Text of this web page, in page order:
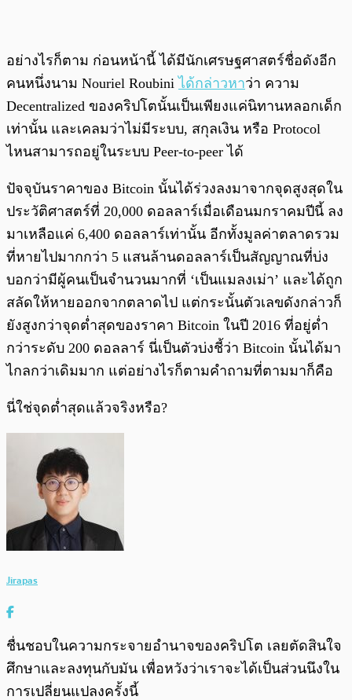
อย่างไรก็ตาม ก่อนหน้านี้ ได้มีนักเศรษฐศาสตร์ชื่อดังอีก
คนหนึ่งนาม Nouriel Roubini ได้กล่าวหาว่า ความ
Decentralized ของคริปโตนั้นเป็นเพียงแค่นิทานหลอกเด็ก
เท่านั้น และเคลมว่าไม่มีระบบ, สกุลเงิน หรือ Protocol
ไหนสามารถอยู่ในระบบ Peer-to-peer ได้
ปัจจุบันราคาของ Bitcoin นั้นได้ร่วงลงมาจากจุดสูงสุดใน
ประวัติศาสตร์ที่ 20,000 ดอลลาร์เมื่อเดือนมกราคมปีนี้ ลง
มาเหลือแค่ 6,400 ดอลลาร์เท่านั้น อีกทั้งมูลค่าตลาดรวม
ที่หายไปมากกว่า 5 แสนล้านดอลลาร์เป็นสัญญาณที่บ่ง
บอกว่ามีผู้คนเป็นจำนวนมากที่ ‘เป็นแมลงเม่า’ และได้ถูก
สลัดให้หายออกจากตลาดไป แต่กระนั้นตัวเลขดังกล่าวก็
ยังสูงกว่าจุดต่ำสุดของราคา Bitcoin ในปี 2016 ที่อยู่ต่ำ
กว่าระดับ 200 ดอลลาร์ นี่เป็นตัวบ่งชี้ว่า Bitcoin นั้นได้มา
ไกลกว่าเดิมมาก แต่อย่างไรก็ตามคำถามที่ตามมาก็คือ
นี่ใช่จุดต่ำสุดแล้วจริงหรือ?
Jirapas
ชื่นชอบในความกระจายอำนาจของคริปโต เลยตัดสินใจ
ศึกษาและลงทุนกับมัน เพื่อหวังว่าเราจะได้เป็นส่วนนึงใน
การเปลี่ยนแปลงครั้งนี้